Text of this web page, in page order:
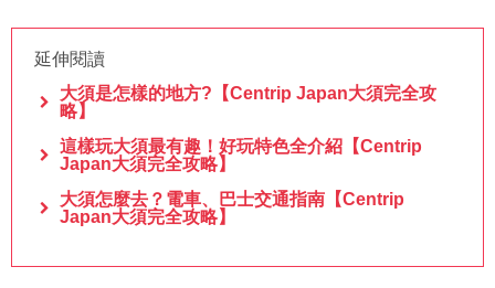
延伸閱讀
大須是怎樣的地方?【Centrip Japan大須完全攻
略】
這樣玩大須最有趣！好玩特色全介紹【Centrip
Japan大須完全攻略】
大須怎麼去？電車、巴士交通指南【Centrip
Japan大須完全攻略】